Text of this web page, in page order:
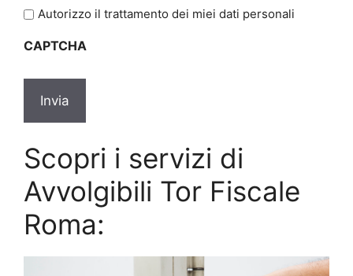
l'informativa
privacy
Autorizzo il trattamento dei miei dati personali
CAPTCHA
Scopri i servizi di
Avvolgibili Tor Fiscale
Roma: